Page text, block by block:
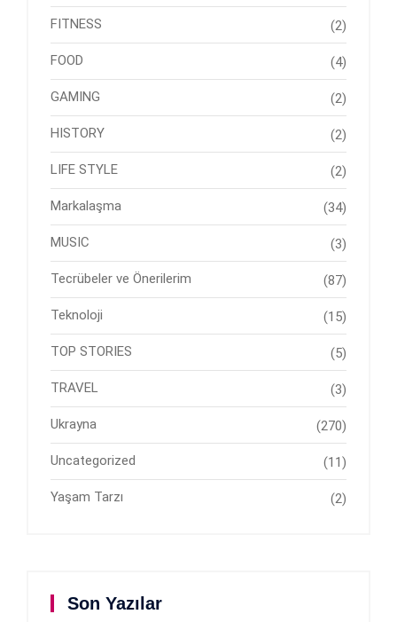
FITNESS (2)
FOOD (4)
GAMING (2)
HISTORY (2)
LIFE STYLE (2)
Markalaşma (34)
MUSIC (3)
Tecrübeler ve Önerilerim (87)
Teknoloji (15)
TOP STORIES (5)
TRAVEL (3)
Ukrayna (270)
Uncategorized (11)
Yaşam Tarzı (2)
Son Yazılar